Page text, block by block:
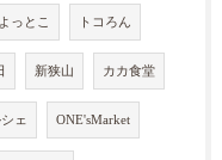
よっとこ トコろん
新狭山 カカ食堂
ェ ONE'sMarket